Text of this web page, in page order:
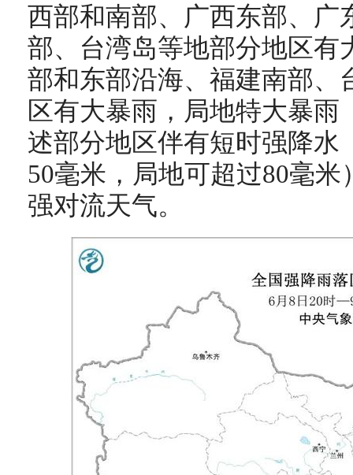
西部和南部、广西东部、广
部、台湾岛等地部分地区有
部和东部沿海、福建南部、
区有大暴雨，局地特大暴雨
述部分地区伴有短时强降水
50毫米，局地可超过80毫
强对流天气。